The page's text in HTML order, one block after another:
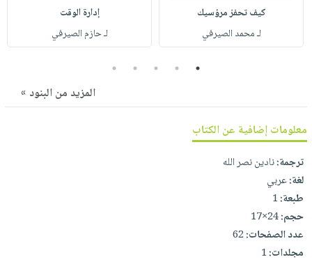
أطفال
مناسباتيتكرر
نيل
وفرات
انشر
كتابك
تواصل
معنا
كيف تحفز مرؤسيك
لـ محمد الصيرفي
إدارة الوقت
لـ حازم الصيرفي
1
2
3
4
5
المزيد من البنود »
معلومات إضافية عن الكتاب
ترجمة:نادين نصر الله
لغة:عربي
طبعة:1
حجم:24×17
عدد الصفحات:62
مجلدات:1